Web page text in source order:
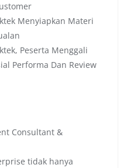
Menyiapkan Materi
Peserta Menggali
Performa Dan Review
Consultant &
tidak hanya